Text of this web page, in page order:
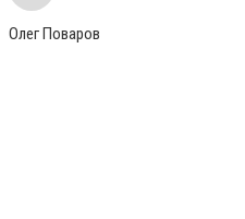
Олег Поваров